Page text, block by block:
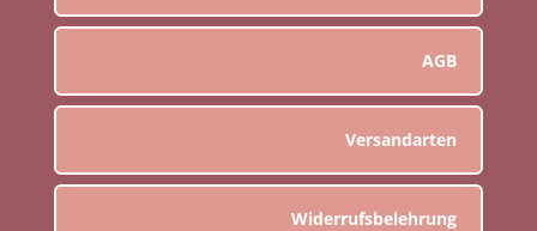
AGB
Versandarten
Widerrufsbelehrung